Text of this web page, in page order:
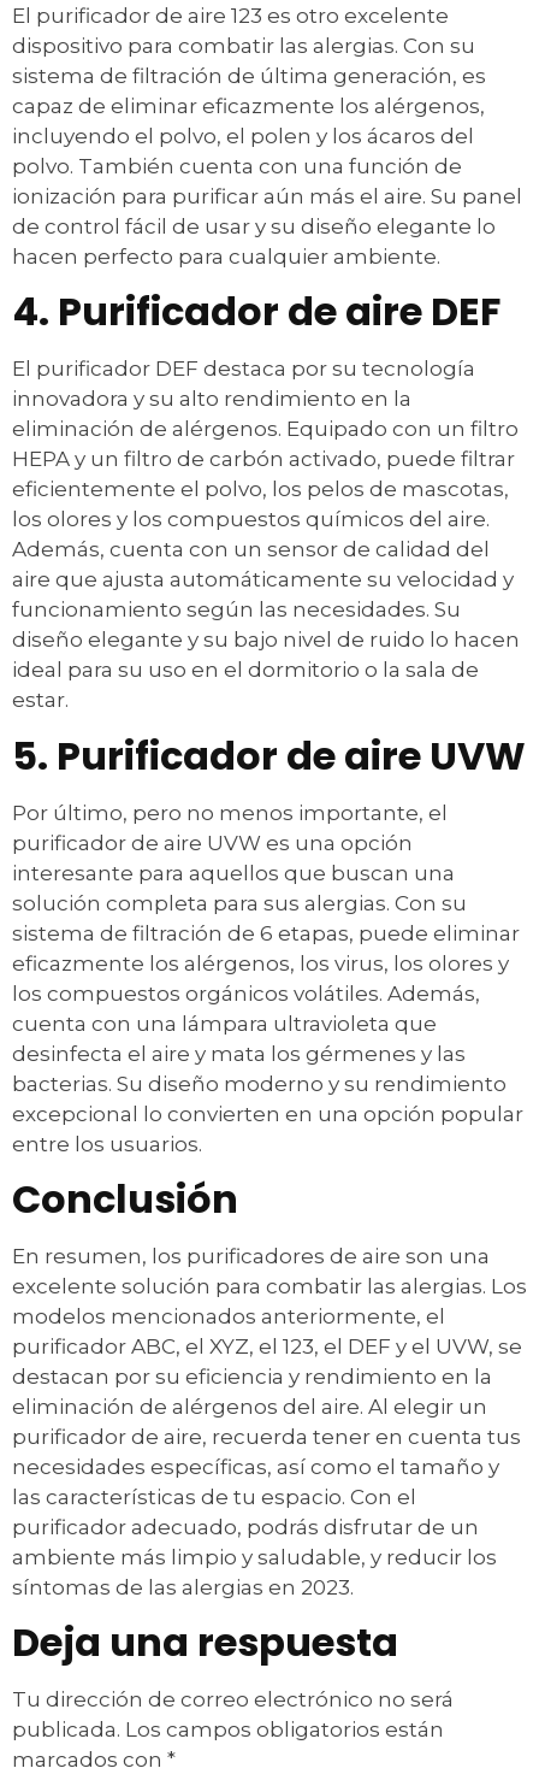
El purificador de aire 123 es otro excelente
dispositivo para combatir las alergias. Con su
sistema de filtración de última generación, es
capaz de eliminar eficazmente los alérgenos,
incluyendo el polvo, el polen y los ácaros del
polvo. También cuenta con una función de
ionización para purificar aún más el aire. Su panel
de control fácil de usar y su diseño elegante lo
hacen perfecto para cualquier ambiente.
4. Purificador de aire DEF
El purificador DEF destaca por su tecnología
innovadora y su alto rendimiento en la
eliminación de alérgenos. Equipado con un filtro
HEPA y un filtro de carbón activado, puede filtrar
eficientemente el polvo, los pelos de mascotas,
los olores y los compuestos químicos del aire.
Además, cuenta con un sensor de calidad del
aire que ajusta automáticamente su velocidad y
funcionamiento según las necesidades. Su
diseño elegante y su bajo nivel de ruido lo hacen
ideal para su uso en el dormitorio o la sala de
estar.
5. Purificador de aire UVW
Por último, pero no menos importante, el
purificador de aire UVW es una opción
interesante para aquellos que buscan una
solución completa para sus alergias. Con su
sistema de filtración de 6 etapas, puede eliminar
eficazmente los alérgenos, los virus, los olores y
los compuestos orgánicos volátiles. Además,
cuenta con una lámpara ultravioleta que
desinfecta el aire y mata los gérmenes y las
bacterias. Su diseño moderno y su rendimiento
excepcional lo convierten en una opción popular
entre los usuarios.
Conclusión
En resumen, los purificadores de aire son una
excelente solución para combatir las alergias. Los
modelos mencionados anteriormente, el
purificador ABC, el XYZ, el 123, el DEF y el UVW, se
destacan por su eficiencia y rendimiento en la
eliminación de alérgenos del aire. Al elegir un
purificador de aire, recuerda tener en cuenta tus
necesidades específicas, así como el tamaño y
las características de tu espacio. Con el
purificador adecuado, podrás disfrutar de un
ambiente más limpio y saludable, y reducir los
síntomas de las alergias en 2023.
Deja una respuesta
Tu dirección de correo electrónico no será
publicada. Los campos obligatorios están
marcados con *